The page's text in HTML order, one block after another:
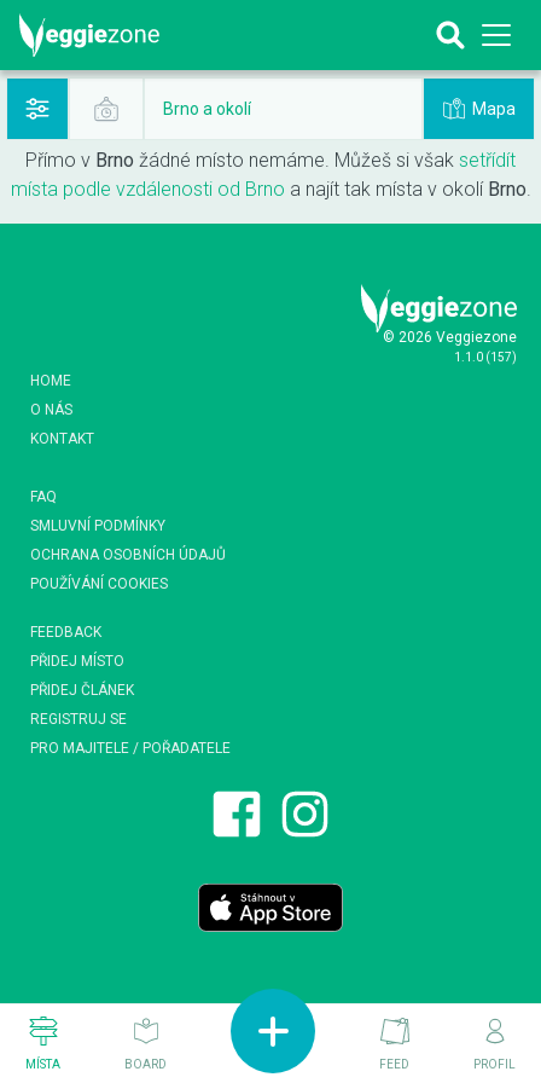
Brno a okolí Mapa
Přímo v Brno žádné místo nemáme. Můžeš si však setřídít
místa podle vzdálenosti od Brno a najít tak místa v okolí Brno.
© 2026 Veggiezone
1.1.0 (157)
HOME
O NÁS
KONTAKT
FAQ
SMLUVNÍ PODMÍNKY
OCHRANA OSOBNÍCH ÚDAJŮ
POUŽÍVÁNÍ COOKIES
FEEDBACK
PŘIDEJ MÍSTO
PŘIDEJ ČLÁNEK
REGISTRUJ SE
PRO MAJITELE / POŘADATELE
MÍSTA BOARD FEED PROFIL